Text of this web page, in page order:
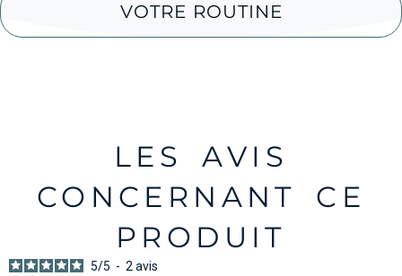
VOTRE ROUTINE
LES AVIS
CONCERNANT CE
PRODUIT
5/5 - 2avis